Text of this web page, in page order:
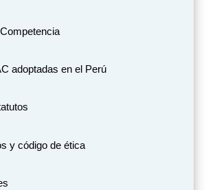
adoptadas en el Perú
y código de ética